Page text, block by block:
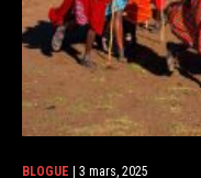
BLOGUE | 3 mars, 2025